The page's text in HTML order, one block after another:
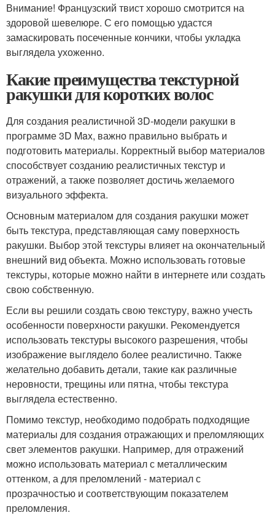
Внимание! Французский твист хорошо смотрится на
здоровой шевелюре. С его помощью удастся
замаскировать посеченные кончики, чтобы укладка
выглядела ухоженно.
Какие преимущества текстурной
ракушки для коротких волос
Для создания реалистичной 3D-модели ракушки в
программе 3D Max, важно правильно выбрать и
подготовить материалы. Корректный выбор материалов
способствует созданию реалистичных текстур и
отражений, а также позволяет достичь желаемого
визуального эффекта.
Основным материалом для создания ракушки может
быть текстура, представляющая саму поверхность
ракушки. Выбор этой текстуры влияет на окончательный
внешний вид объекта. Можно использовать готовые
текстуры, которые можно найти в интернете или создать
свою собственную.
Если вы решили создать свою текстуру, важно учесть
особенности поверхности ракушки. Рекомендуется
использовать текстуры высокого разрешения, чтобы
изображение выглядело более реалистично. Также
желательно добавить детали, такие как различные
неровности, трещины или пятна, чтобы текстура
выглядела естественно.
Помимо текстур, необходимо подобрать подходящие
материалы для создания отражающих и преломляющих
свет элементов ракушки. Например, для отражений
можно использовать материал с металлическим
оттенком, а для преломлений - материал с
прозрачностью и соответствующим показателем
преломления.